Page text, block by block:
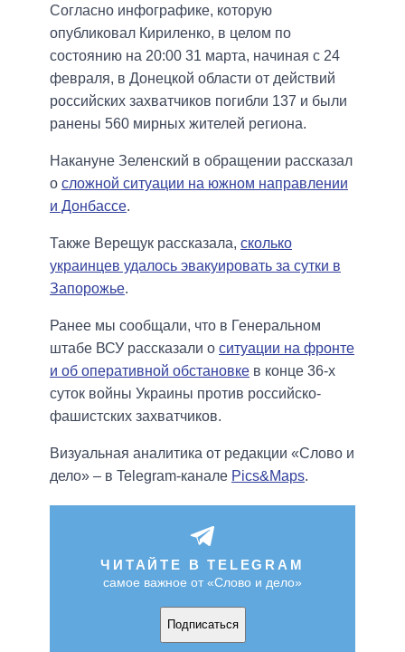
Согласно инфографике, которую
опубликовал Кириленко, в целом по
состоянию на 20:00 31 марта, начиная с 24
февраля, в Донецкой области от действий
российских захватчиков погибли 137 и были
ранены 560 мирных жителей региона.
Накануне Зеленский в обращении рассказал
о сложной ситуации на южном направлении
и Донбассе.
Также Верещук рассказала, сколько
украинцев удалось эвакуировать за сутки в
Запорожье.
Ранее мы сообщали, что в Генеральном
штабе ВСУ рассказали о ситуации на фронте
и об оперативной обстановке в конце 36-х
суток войны Украины против российско-
фашистских захватчиков.
Визуальная аналитика от редакции «Слово и
дело» – в Telegram-канале Pics&Maps.
ЧИТАЙТЕ В TELEGRAM
самое важное от «Слово и дело»
Подписаться